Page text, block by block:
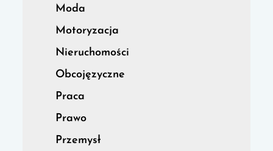
Moda
Motoryzacja
Nieruchomości
Obcojęzyczne
Praca
Prawo
Przemysł